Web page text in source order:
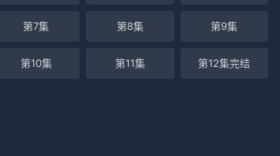
第7集 第8集 第9集
第10集 第11集 第12集完结